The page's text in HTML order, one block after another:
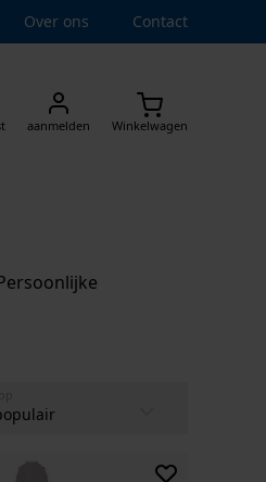
Over ons Contact
aanmelden Winkelwagen